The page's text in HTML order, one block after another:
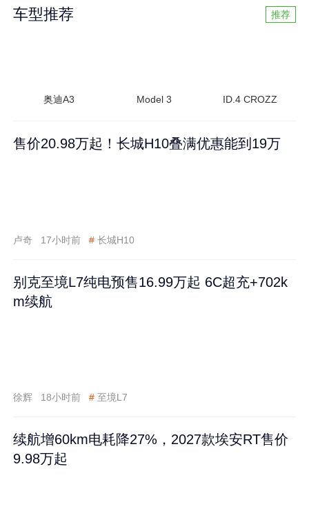
车型推荐 推荐
奥迪A3 Model 3 ID.4 CROZZ
售价20.98万起！长城H10叠满优惠能到19万
卢奇 17小时前 # 长城H10
别克至境L7纯电预售16.99万起 6C超充+702k
m续航
徐辉 18小时前 # 至境L7
续航增60km电耗降27%，2027款埃安RT售价
9.98万起